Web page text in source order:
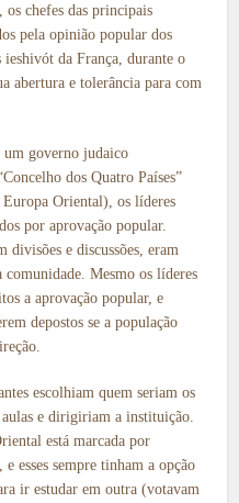
os chefes das principais
pela opinião popular dos
ieshivót da França, durante o
abertura e tolerância para com
governo judaico
dos Quatro Países”
Europa Oriental), os líderes
por aprovação popular.
divisões e discussões, eram
comunidade. Mesmo os líderes
a aprovação popular, e
depostos se a população
escolhiam quem seriam os
e dirigiriam a instituição.
está marcada por
esses sempre tinham a opção
ir estudar em outra (votavam